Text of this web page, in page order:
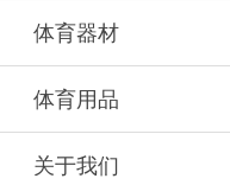
体育器材
体育用品
关于我们